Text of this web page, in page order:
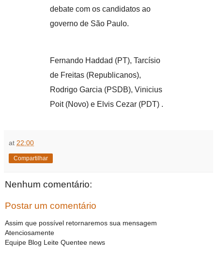
debate com os candidatos ao
governo de São Paulo.
Fernando Haddad (PT), Tarcísio
de Freitas (Republicanos),
Rodrigo Garcia (PSDB), Vinicius
Poit (Novo) e Elvis Cezar (PDT) .
at 22:00
Compartilhar
Nenhum comentário:
Postar um comentário
Assim que possível retornaremos sua mensagem
Atenciosamente
Equipe Blog Leite Quentee news